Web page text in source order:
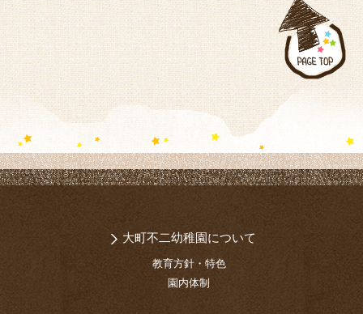
大町不二幼稚園について
教育方針・特色
園内体制